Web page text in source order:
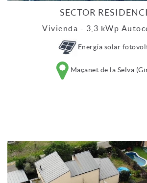
SECTOR
Vivienda - 3,3 kWp
Energía solar
Maçanet de la Selva